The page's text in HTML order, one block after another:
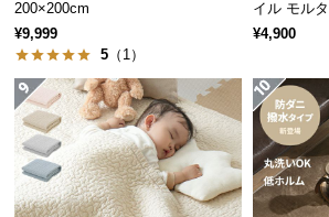
つ
て
会
員
規
200×200cm
¥9,999
5 （1）
イル モル
¥4,900